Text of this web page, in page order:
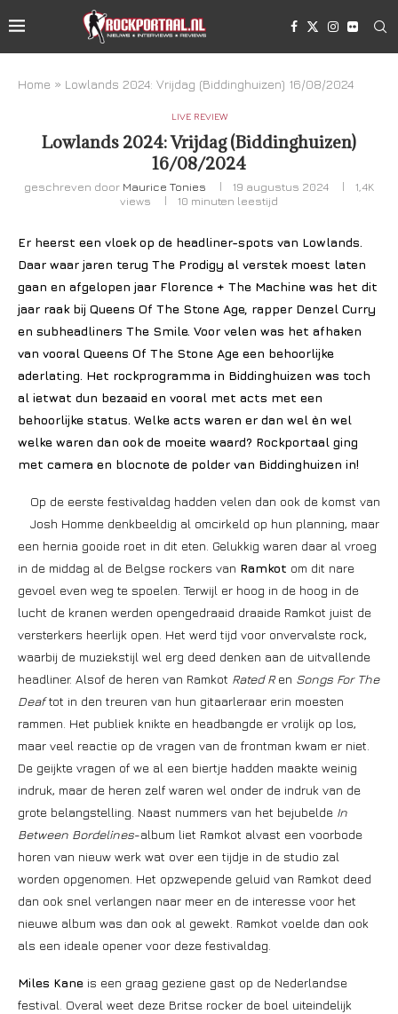
Home » Lowlands 2024: Vrijdag (Biddinghuizen) 16/08/2024
LIVE REVIEW
Lowlands 2024: Vrijdag (Biddinghuizen)
16/08/2024
geschreven door Maurice Tonies 19 augustus 2024
1,4K
views
10 minuten leestijd
Er heerst een vloek op de headliner-spots van Lowlands.
Daar waar jaren terug The Prodigy al verstek moest laten
gaan en afgelopen jaar Florence + The Machine was het dit
jaar raak bij Queens Of The Stone Age, rapper Denzel Curry
en subheadliners The Smile. Voor velen was het afhaken
van vooral Queens Of The Stone Age een behoorlijke
aderlating. Het rockprogramma in Biddinghuizen was toch
al ietwat dun bezaaid en vooral met acts met een
behoorlijke status. Welke acts waren er dan wel èn wel
welke waren dan ook de moeite waard? Rockportaal ging
met camera en blocnote de polder van Biddinghuizen in!
Op de eerste festivaldag hadden velen dan ook de komst van
Josh Homme denkbeeldig al omcirkeld op hun planning, maar
een hernia gooide roet in dit eten. Gelukkig waren daar al vroeg
in de middag al de Belgse rockers van Ramkot om dit nare
gevoel even weg te spoelen. Terwijl er hoog in de hoog in de
lucht de kranen werden opengedraaid draaide Ramkot juist de
versterkers heerlijk open. Het werd tijd voor onvervalste rock,
waarbij de muziekstijl wel erg deed denken aan de uitvallende
headliner. Alsof de heren van Ramkot Rated Ren Songs For The
Deaftot in den treuren van hun gitaarleraar erin moesten
rammen. Het publiek knikte en headbangde er vrolijk op los,
maar veel reactie op de vragen van de frontman kwam er niet.
De geijkte vragen of we al een biertje hadden maakte weinig
indruk, maar de heren zelf waren wel onder de indruk van de
grote belangstelling. Naast nummers van het bejubelde In
Between Bordelines-album liet Ramkot alvast een voorbode
horen van nieuw werk wat over een tijdje in de studio zal
worden opgenomen. Het opzwepende geluid van Ramkot deed
dan ook snel verlangen naar meer en de interesse voor het
nieuwe album was dan ook al gewekt. Ramkot voelde dan ook
als een ideale opener voor deze festivaldag.
Miles Kane is een graag geziene gast op de Nederlandse
festival. Overal weet deze Britse rocker de boel uiteindelijk